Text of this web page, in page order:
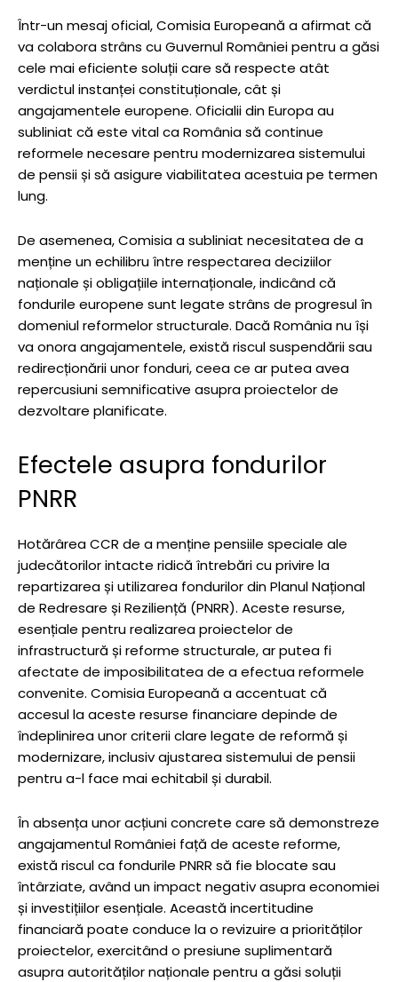
Într-un mesaj oficial, Comisia Europeană a afirmat că
va colabora strâns cu Guvernul României pentru a găsi
cele mai eficiente soluții care să respecte atât
verdictul instanței constituționale, cât și
angajamentele europene. Oficialii din Europa au
subliniat că este vital ca România să continue
reformele necesare pentru modernizarea sistemului
de pensii și să asigure viabilitatea acestuia pe termen
lung.
De asemenea, Comisia a subliniat necesitatea de a
menține un echilibru între respectarea deciziilor
naționale și obligațiile internaționale, indicând că
fondurile europene sunt legate strâns de progresul în
domeniul reformelor structurale. Dacă România nu își
va onora angajamentele, există riscul suspendării sau
redirecționării unor fonduri, ceea ce ar putea avea
repercusiuni semnificative asupra proiectelor de
dezvoltare planificate.
Efectele asupra fondurilor
PNRR
Hotărârea CCR de a menține pensiile speciale ale
judecătorilor intacte ridică întrebări cu privire la
repartizarea și utilizarea fondurilor din Planul Național
de Redresare și Reziliență (PNRR). Aceste resurse,
esențiale pentru realizarea proiectelor de
infrastructură și reforme structurale, ar putea fi
afectate de imposibilitatea de a efectua reformele
convenite. Comisia Europeană a accentuat că
accesul la aceste resurse financiare depinde de
îndeplinirea unor criterii clare legate de reformă și
modernizare, inclusiv ajustarea sistemului de pensii
pentru a-l face mai echitabil și durabil.
În absența unor acțiuni concrete care să demonstreze
angajamentul României față de aceste reforme,
există riscul ca fondurile PNRR să fie blocate sau
întârziate, având un impact negativ asupra economiei
și investițiilor esențiale. Această incertitudine
financiară poate conduce la o revizuire a priorităților
proiectelor, exercitând o presiune suplimentară
asupra autorităților naționale pentru a găsi soluții